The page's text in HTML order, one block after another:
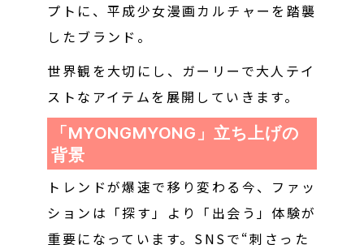
プトに、平成少女漫画カルチャーを踏襲
したブランド。
世界観を大切にし、ガーリーで大人テイ
ストなアイテムを展開していきます。
「MYONGMYONG」立ち上げの
背景
トレンドが爆速で移り変わる今、ファッ
ションは「探す」より「出会う」体験が
重要になっています。SNSで“刺さった